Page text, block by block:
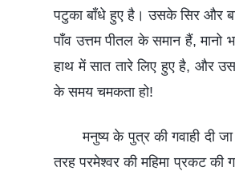
पटुका बाँधे हुए है। उसके सिर और
पाँव उत्तम पीतल के समान हैं,
हाथ में सात तारे लिए हुए है, और
के समय चमकता हो!
मनुष्य के पुत्र की गवाही
तरह परमेश्वर की महिमा प्रकट